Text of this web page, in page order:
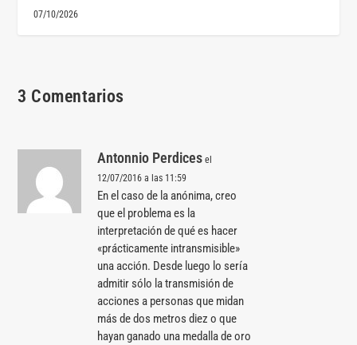
07/10/2026
3 Comentarios
Antonnio Perdices el
12/07/2016 a las 11:59
En el caso de la anónima, creo
que el problema es la
interpretación de qué es hacer
«prácticamente intransmisible»
una acción. Desde luego lo sería
admitir sólo la transmisión de
acciones a personas que midan
más de dos metros diez o que
hayan ganado una medalla de oro